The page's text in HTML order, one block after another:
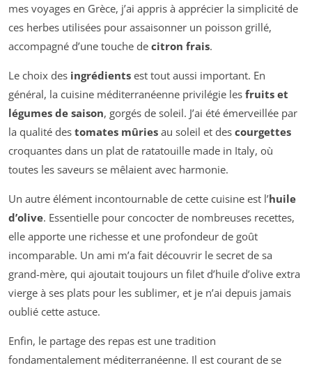
mes voyages en Grèce, j’ai appris à apprécier la simplicité de
ces herbes utilisées pour assaisonner un poisson grillé,
accompagné d’une touche de citron frais.
Le choix des ingrédients est tout aussi important. En
général, la cuisine méditerranéenne privilégie les fruits et
légumes de saison, gorgés de soleil. J’ai été émerveillée par
la qualité des tomates mûries au soleil et des courgettes
croquantes dans un plat de ratatouille made in Italy, où
toutes les saveurs se mêlaient avec harmonie.
Un autre élément incontournable de cette cuisine est l’huile
d’olive. Essentielle pour concocter de nombreuses recettes,
elle apporte une richesse et une profondeur de goût
incomparable. Un ami m’a fait découvrir le secret de sa
grand-mère, qui ajoutait toujours un filet d’huile d’olive extra
vierge à ses plats pour les sublimer, et je n’ai depuis jamais
oublié cette astuce.
Enfin, le partage des repas est une tradition
fondamentalement méditerranéenne. Il est courant de se